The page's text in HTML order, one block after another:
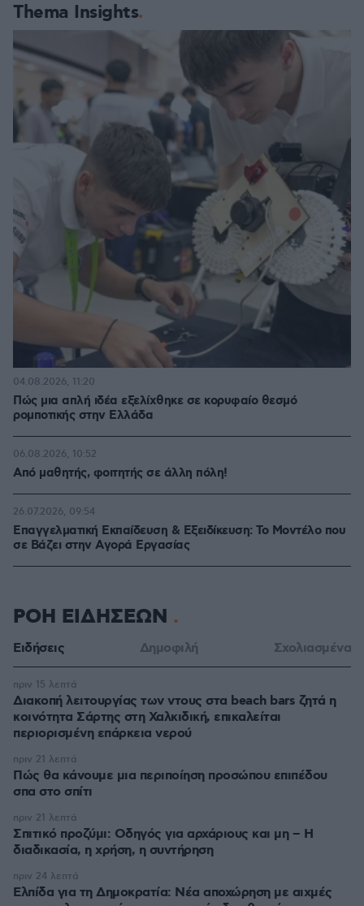
Thema Insights
Πώς μια απλή ιδέα εξελίχθηκε σε κορυφαίο θεσμό
ρομποτικής στην Ελλάδα
04.08.2026, 11:20
Από μαθητής, φοιτητής σε άλλη πόλη!
06.08.2026, 10:52
Επαγγελματική Εκπαίδευση & Εξειδίκευση: Το Mοντέλο που
σε Bάζει στην Aγορά Eργασίας
26.07.2026, 09:54
ΡΟΗ ΕΙΔΗΣΕΩΝ
Ειδήσεις Δημοφιλή Σχολιασμένα
Διακοπή λειτουργίας των ντους στα beach bars ζητά η
κοινότητα Σάρτης στη Χαλκιδική, επικαλείται
περιορισμένη επάρκεια νερού
πριν 15 λεπτά
Πώς θα κάνουμε μια περιποίηση προσώπου επιπέδου
σπα στο σπίτι
πριν 21 λεπτά
Σπιτικό προζύμι: Οδηγός για αρχάριους και μη – Η
διαδικασία, η χρήση, η συντήρηση
πριν 21 λεπτά
Ελπίδα για τη Δημοκρατία: Νέα αποχώρηση με αιχμές
πριν 24 λεπτά